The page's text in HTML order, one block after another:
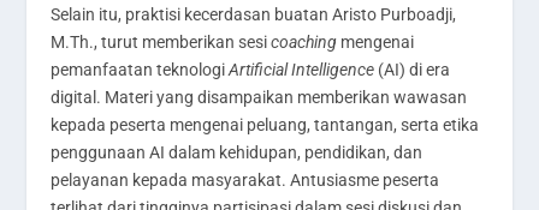
Selain itu, praktisi kecerdasan buatan Aristo Purboadji,
M.Th., turut memberikan sesicoaching mengenai
pemanfaatan teknologiArtificial Intelligence (AI) di era
digital. Materi yang disampaikan memberikan wawasan
kepada peserta mengenai peluang, tantangan, serta etika
penggunaan AI dalam kehidupan, pendidikan, dan
pelayanan kepada masyarakat. Antusiasme peserta